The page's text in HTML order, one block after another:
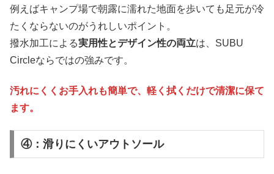
例えばキャンプ場で朝露に濡れた地面を歩いても足元が冷
たくならないのがうれしいポイント。
撥水加工による実用性とデザイン性の両立は、SUBU
Circleならではの強みです。
汚れにくくお手入れも簡単で、軽く拭くだけで清潔に保て
ます。
④：滑りにくいアウトソール